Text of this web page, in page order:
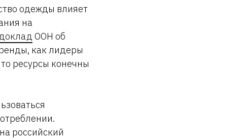
одежды влияет
на
ООН об
как лидеры
ресурсы конечны
российский